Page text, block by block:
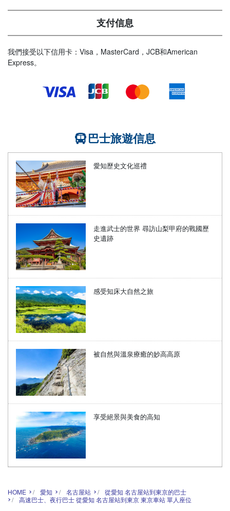
支付信息
我們接受以下信用卡：Visa，MasterCard，JCB和American
Express。
巴士旅遊信息
愛知歷史文化巡禮
走進武士的世界 尋訪山梨甲府的戰國歷
史遺跡
感受知床大自然之旅
被自然與溫泉療癒的妙高高原
享受絕景與美食的高知
HOME 愛知 名古屋站
從愛知 名古屋站到東京的巴士
高速巴士、夜行巴士 從愛知 名古屋站到東京 東京車站 單人座位